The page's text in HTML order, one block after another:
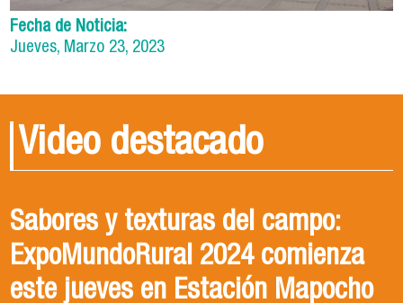
Fecha de Noticia:
Jueves, Marzo 23, 2023
Video destacado
Sabores y texturas del campo:
ExpoMundoRural 2024 comienza
este jueves en Estación Mapocho
Conoce Ingeniería en
Agronegocios, USACH
Cosechando Sostenibilidad: ¿Cómo
nos Vinculamos con el Medio?